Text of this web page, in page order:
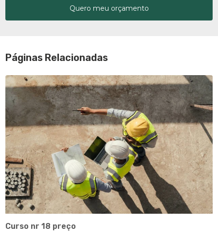
Quero meu orçamento
Páginas Relacionadas
Curso nr 18 preço